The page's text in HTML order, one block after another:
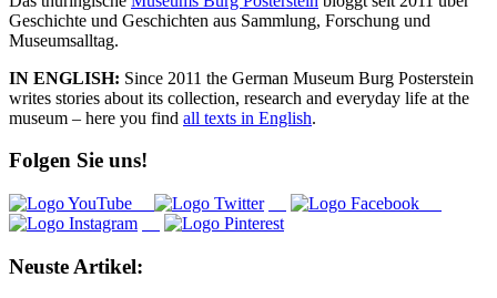
Geschichte und Geschichten aus Sammlung, Forschung und
Museumsalltag.
IN ENGLISH: Since 2011 the German Museum Burg Posterstein
writes stories about its collection, research and everyday life at the
museum – here you find all texts in English.
Folgen Sie uns!
Neuste Artikel: